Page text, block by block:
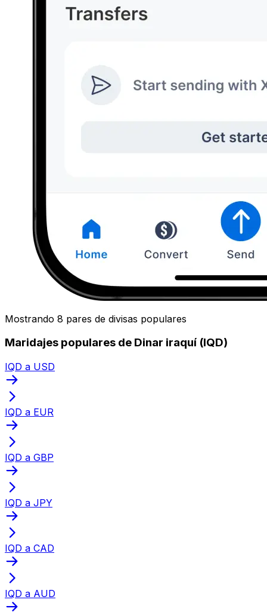
Mostrando 8 pares de divisas populares
Maridajes populares de Dinar iraquí (IQD)
IQD a USD
IQD a EUR
IQD a GBP
IQD a JPY
IQD a CAD
IQD a AUD